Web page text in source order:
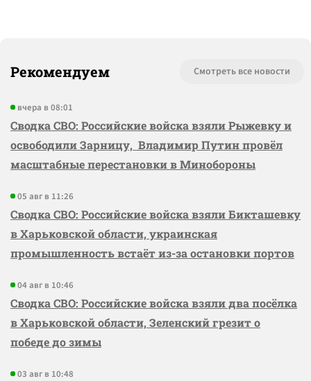
Рекомендуем Смотреть все новости
вчера в 08:01
Сводка СВО: Российские войска взяли Рыжевку и
освободили Зарницу, Владимир Путин провёл
масштабные перестановки в Минобороны
05 авг в 11:26
Сводка СВО: Российские войска взяли Бикташевку
в Харьковской области, украинская
промышленность встаёт из-за остановки портов
04 авг в 10:46
Сводка СВО: Российские войска взяли два посёлка
в Харьковской области, Зеленский грезит о
победе до зимы
03 авг в 10:48